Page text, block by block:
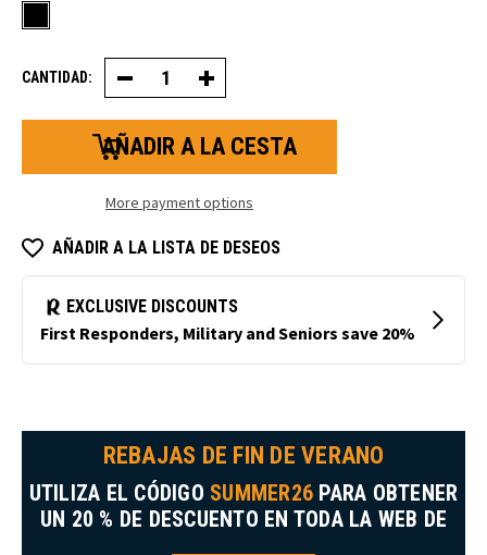
CANTIDAD: Disminuir
la
cantidad
de
sudaderas
extremas
Aumentar
la
cantidad
sudaderas
Extreme
More payment options
AÑADIR A LA LISTA DE DESEOS
REBAJAS DE FIN DE VERANO
UTILIZA EL CÓDIGO SUMMER26 PARA OBTENER
UN 20 % DE DESCUENTO EN TODA LA WEB DE